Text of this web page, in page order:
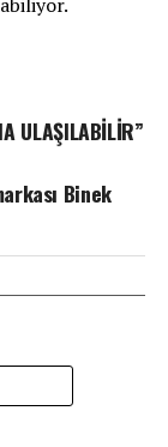
ULAŞILABİLİR”
Binek